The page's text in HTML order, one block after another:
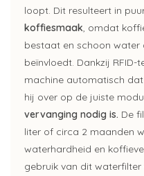
loopt. Dit resulteert in
koffiesmaak, omdat
bestaat en schoon
beïnvloedt. Dankzij RFID-
machine automatisch
hij over op de juiste
vervanging nodig is. De
liter of circa 2 maanden
waterhardheid en
gebruik van dit